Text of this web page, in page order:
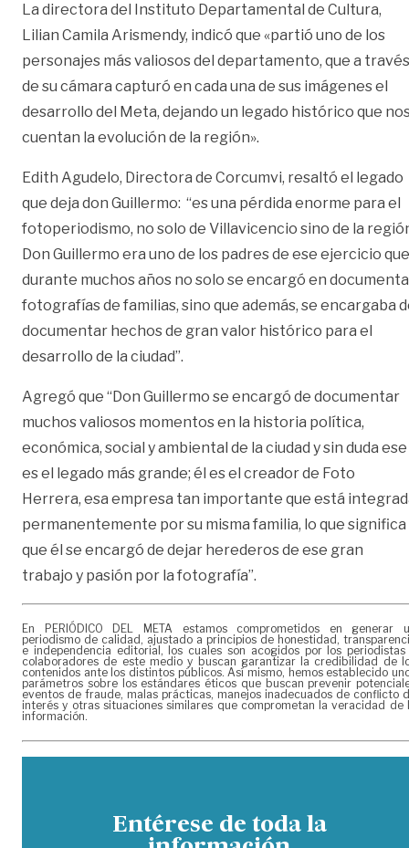
La directora del Instituto Departamental de Cultura,
Lilian Camila Arismendy, indicó que «partió uno de los
personajes más valiosos del departamento, que a través
de su cámara capturó en cada una de sus imágenes el
desarrollo del Meta, dejando un legado histórico que
cuentan la evolución de la región».
Edith Agudelo, Directora de Corcumvi, resaltó el legado
que deja don Guillermo: “es una pérdida enorme para el
fotoperiodismo, no solo de Villavicencio sino de la
Don Guillermo era uno de los padres de ese ejercicio que
durante muchos años no solo se encargó en
fotografías de familias, sino que además, se encargaba
documentar hechos de gran valor histórico para el
desarrollo de la ciudad”.
Agregó que “Don Guillermo se encargó de documentar
muchos valiosos momentos en la historia política,
económica, social y ambiental de la ciudad y sin duda ese
es el legado más grande; él es el creador de Foto
Herrera, esa empresa tan importante que está
permanentemente por su misma familia, lo que significa
que él se encargó de dejar herederos de ese gran
trabajo y pasión por la fotografía”.
En PERIÓDICO DEL META estamos comprometidos en generar
periodismo de calidad, ajustado a principios de honestidad,
e independencia editorial, los cuales son acogidos por los periodistas
colaboradores de este medio y buscan garantizar la credibilidad de
contenidos ante los distintos públicos. Así mismo, hemos establecido
parámetros sobre los estándares éticos que buscan prevenir
eventos de fraude, malas prácticas, manejos inadecuados de conflicto
interés y otras situaciones similares que comprometan la veracidad de
información.
Entérese de toda la